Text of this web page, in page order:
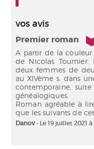
vos avis
Premier roman
A partir de la
de Nicolas
deux femmes de
au XIVème s. dans
contemporaine,
généalogiques.
Roman agréable à
que les suivants de
Danov- Le 19 juillet 2021 à